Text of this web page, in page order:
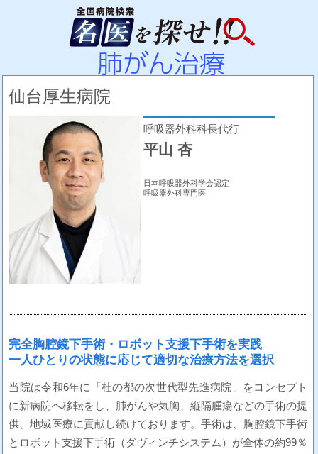
仙台厚生病院
呼吸器外科科長代行
平山 杏
日本呼吸器外科学会認定
呼吸器外科専門医
完全胸腔鏡下手術・ロボット支援下手術を実践
一人ひとりの状態に応じて適切な治療方法を選択
当院は令和6年に「杜の都の次世代型先進病院」をコンセプト
に新病院へ移転をし、肺がんや気胸、縦隔腫瘍などの手術の提
供、地域医療に貢献し続けております。手術は、胸腔鏡下手術
とロボット支援下手術（ダヴィンチシステム）が全体の約99％